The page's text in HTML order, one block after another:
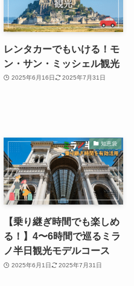
レンタカーでもいける！モ
ン・サン・ミッシェル観光
2025年6月16日 2025年7月31日
知恵袋
【乗り継ぎ時間でも楽しめ
る！】4〜6時間で巡るミラ
ノ半日観光モデルコース
2025年6月1日 2025年7月31日